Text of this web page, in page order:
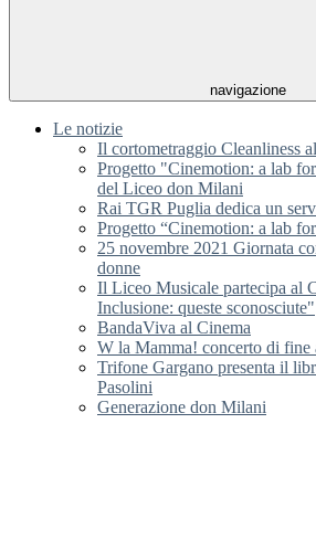
navigazione
Le notizie
Il cortometraggio Cleanliness
Progetto "Cinemotion: a lab
del Liceo don Milani
Rai TGR Puglia dedica un
Progetto “Cinemotion: a lab
25 novembre 2021 Giornata
donne
Il Liceo Musicale partecipa al
Inclusione: queste sconosciute"
BandaViva al Cinema
W la Mamma! concerto di fine
Trifone Gargano presenta il
Pasolini
Generazione don Milani